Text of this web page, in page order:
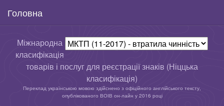
Головна
Міжнародна
класифікація
товарів і послуг для реєстрації знаків (Ніццька
класифікація)
Переклад українською мовою здійснено з офіційного англійського тексту,
опублікованого ВОІВ он-лайн у 2016 році